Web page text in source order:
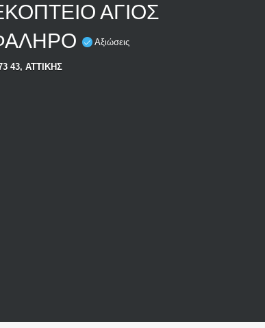
ΑΓΙΟΣ
Αξιώσεις
43, ΑΤΤΙΚΗΣ